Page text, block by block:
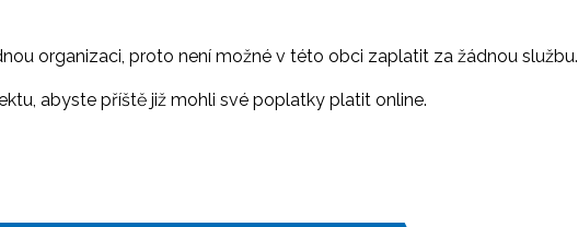
organizaci, proto není možné v této obci zaplatit za žádnou službu.
abyste příště již mohli své poplatky platit online.